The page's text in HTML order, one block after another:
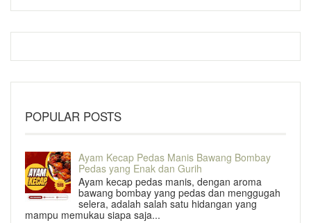
POPULAR POSTS
Ayam Kecap Pedas Manis Bawang Bombay
Pedas yang Enak dan Gurih
Ayam kecap pedas manis, dengan aroma
bawang bombay yang pedas dan menggugah
selera, adalah salah satu hidangan yang
mampu memukau siapa saja...